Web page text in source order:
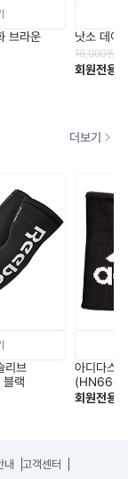
브라운
낫소 데이
16,000원
회원전용
더보기
리브
랙
아디다스
회원전용
내
고객센터